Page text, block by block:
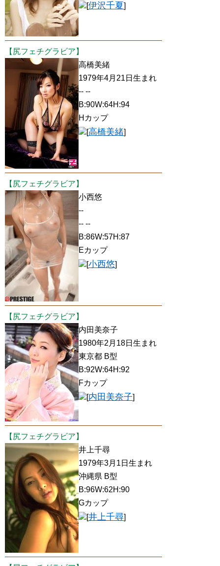
[伊沢千夏]
【尻フェチグラビア】
高橋美緒
1979年4月21日生まれ
-- --
B:90W:64H:94
Hカップ
[高橋美緒]
【尻フェチグラビア】
小西悠
--
-- --
B:86W:57H:87
Eカップ
[小西悠]
【尻フェチグラビア】
内田美奈子
1980年2月18日生まれ
東京都 B型
B:92W:64H:92
Fカップ
[内田美奈子]
【尻フェチグラビア】
井上千尋
1979年3月1日生まれ
沖縄県 B型
B:96W:62H:90
Gカップ
[井上千尋]